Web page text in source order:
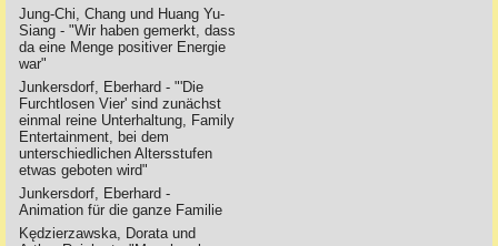
Jung-Chi, Chang und Huang Yu-
Siang - "Wir haben gemerkt, dass
da eine Menge positiver Energie
war"
Junkersdorf, Eberhard - "'Die
Furchtlosen Vier' sind zunächst
einmal reine Unterhaltung, Family
Entertainment, bei dem
unterschiedlichen Altersstufen
etwas geboten wird"
Junkersdorf, Eberhard -
Animation für die ganze Familie
Kędzierzawska, Dorata und